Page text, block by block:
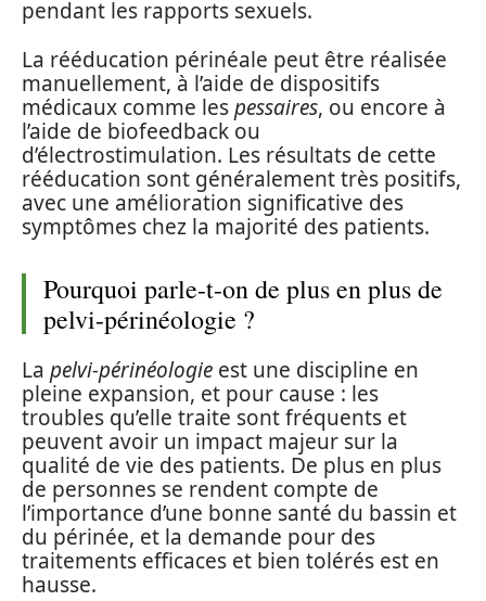
pendant les rapports sexuels.
La rééducation périnéale peut être réalisée
manuellement, à l’aide de dispositifs
médicaux comme lespessaires, ou encore à
l’aide de biofeedback ou
d’électrostimulation. Les résultats de cette
rééducation sont généralement très positifs,
avec une amélioration significative des
symptômes chez la majorité des patients.
Pourquoi parle-t-on de plus en plus de
pelvi-périnéologie ?
La pelvi-périnéologie est une discipline en
pleine expansion, et pour cause : les
troubles qu’elle traite sont fréquents et
peuvent avoir un impact majeur sur la
qualité de vie des patients. De plus en plus
de personnes se rendent compte de
l’importance d’une bonne santé du bassin et
du périnée, et la demande pour des
traitements efficaces et bien tolérés est en
hausse.